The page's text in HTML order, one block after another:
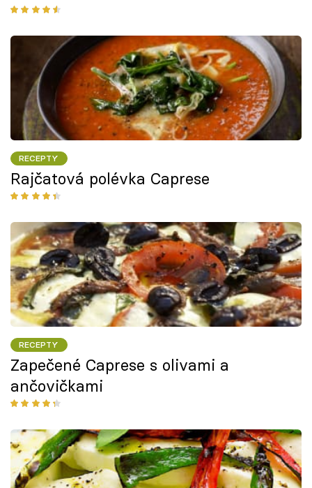
RECEPTY
Rajčatová polévka Caprese
RECEPTY
Zapečené Caprese s olivami a
ančovičkami